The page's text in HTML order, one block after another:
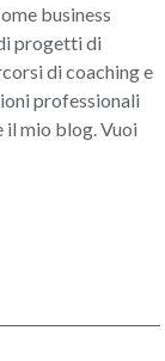
business
progetti di
di coaching e
professionali
il mio blog. Vuoi